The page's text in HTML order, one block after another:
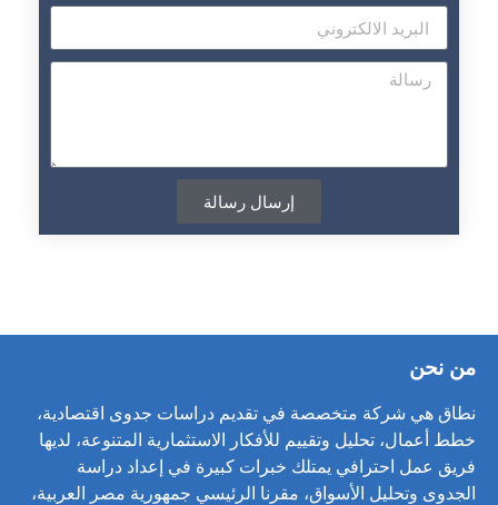
إرسال رسالة
من نحن
نطاق هي شركة متخصصة في تقديم دراسات جدوى اقتصادية،
خطط أعمال، تحليل وتقييم للأفكار الاستثمارية المتنوعة، لديها
فريق عمل احترافي يمتلك خبرات كبيرة في إعداد دراسة
الجدوى وتحليل الأسواق، مقرنا الرئيسي جمهورية مصر العربية،